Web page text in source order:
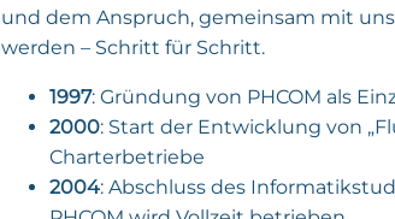
und dem Anspruch, gemeinsam mit
werden – Schritt für Schritt.
1997: Gründung von PHCOM als
2000: Start der Entwicklung von
Charterbetriebe
2004: Abschluss des